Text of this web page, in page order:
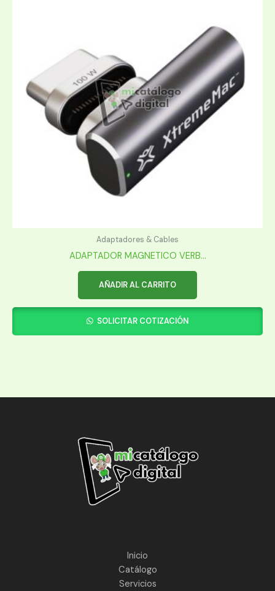
Adaptadores & Cables
ADAPTADOR MAGNETICO VERB...
AÑADIR AL CARRITO
SOLICITAR COTIZACIÓN
Inicio
Catálogo
Servicios